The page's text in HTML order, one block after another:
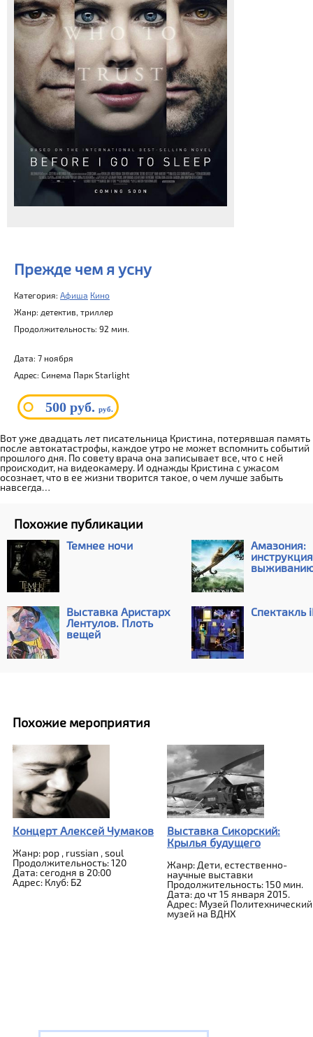
Прежде чем я усну
Категория: Афиша Кино
Жанр: детектив, триллер
Продолжительность: 92 мин.
Дата: 7 ноября
Адрес: Синема Парк Starlight
500 руб. руб.
Вот уже двадцать лет писательница Кристина, потерявшая память
после автокатастрофы, каждое утро не может вспомнить событий
прошлого дня. По совету врача она записывает все, что с ней
происходит, на видеокамеру. И однажды Кристина с ужасом
осознает, что в ее жизни творится такое, о чем лучше забыть
навсегда…
Похожие публикации
Темнее ночи
Амазония:
Выставка Аристарх
Лентулов. Плоть
вещей
Спектакль
Похожие мероприятия
Концерт Алексей Чумаков
Жанр: pop , russian , soul
Продолжительность: 120
Дата: сегодня в 20:00
Адрес: Клуб: Б2
Выставка Сикорский:
Крылья будущего
Жанр: Дети, естественно-
научные выставки
Продолжительность: 150 мин.
Дата: до чт 15 января 2015.
Адрес: Музей Политехнический
музей на ВДНХ